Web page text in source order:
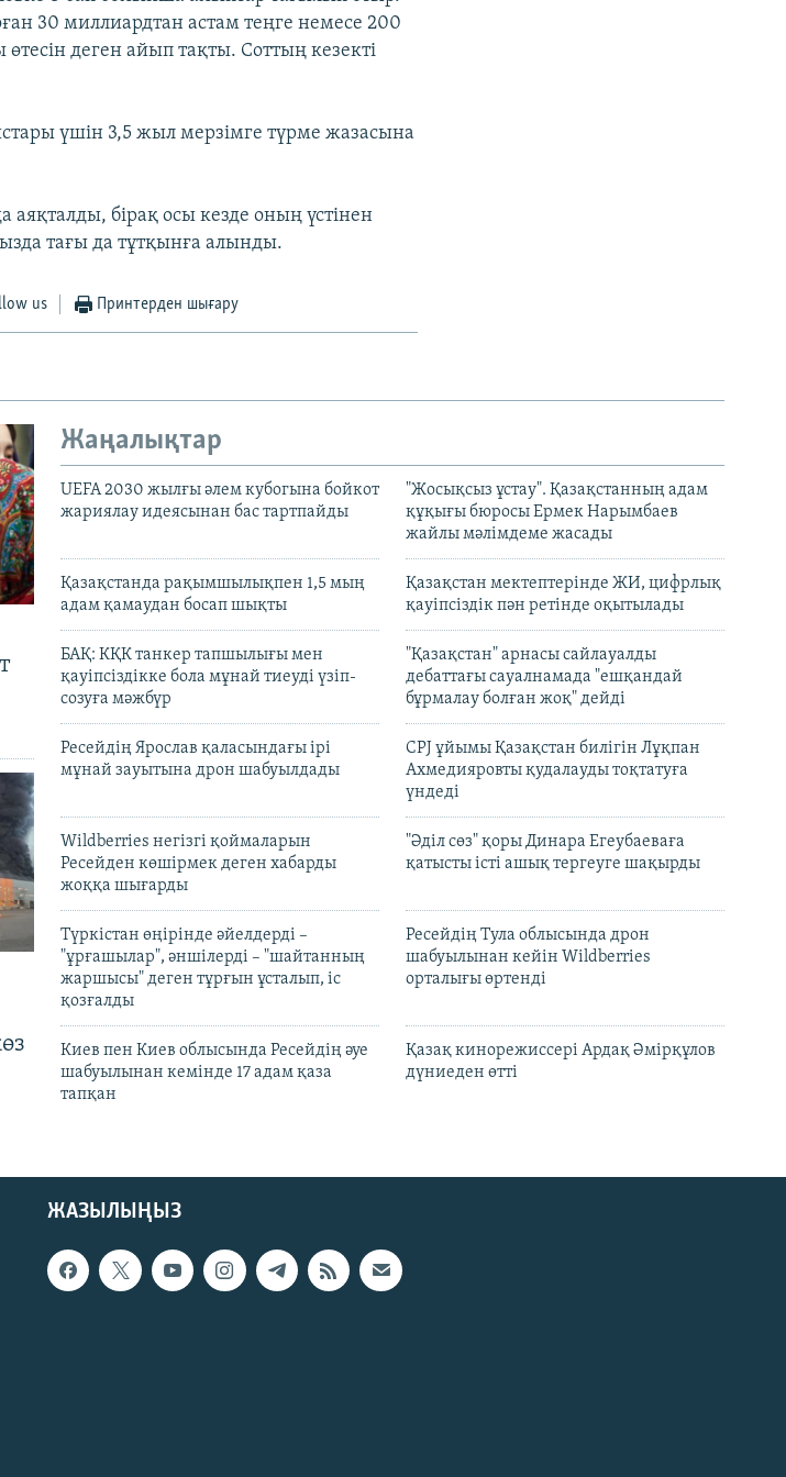
30 миллиардтан астам теңге немесе 200
деген айып тақты. Соттың кезекті
үшін 3,5 жыл мерзімге түрме жазасына
бірақ осы кезде оның үстінен
тағы да тұтқынға алынды.
us Принтерден шығару
Жаңалықтар
UEFA 2030 жылғы әлем кубогына бойкот
жариялау идеясынан бас тартпайды
"Жосықсыз ұстау". Қазақстанның адам
құқығы бюросы Ермек Нарымбаев
жайлы мәлімдеме жасады
Қазақстанда рақымшылықпен 1,5 мың
адам қамаудан босап шықты
Қазақстан мектептерінде ЖИ, цифрлық
қауіпсіздік пән ретінде оқытылады
БАҚ: КҚК танкер тапшылығы мен
қауіпсіздікке бола мұнай тиеуді үзіп-
созуға мәжбүр
"Қазақстан" арнасы сайлауалды
дебаттағы сауалнамада "ешқандай
бұрмалау болған жоқ" дейді
Ресейдің Ярослав қаласындағы ірі
мұнай зауытына дрон шабуылдады
CPJ ұйымы Қазақстан билігін Лұқпан
Ахмедияровты қудалауды тоқтатуға
үндеді
Wildberries негізгі қоймаларын
Ресейден көшірмек деген хабарды
жоққа шығарды
"Әділ сөз" қоры Динара Егеубаеваға
қатысты істі ашық тергеуге шақырды
Түркістан өңірінде әйелдерді –
"ұрғашылар", әншілерді – "шайтанның
жаршысы" деген тұрғын ұсталып, іс
қозғалды
Ресейдің Тула облысында дрон
шабуылынан кейін Wildberries
орталығы өртенді
Киев пен Киев облысында Ресейдің әуе
шабуылынан кемінде 17 адам қаза
тапқан
Қазақ кинорежиссері Ардақ Әмірқұлов
дүниеден өтті
ЖАЗЫЛЫҢЫЗ